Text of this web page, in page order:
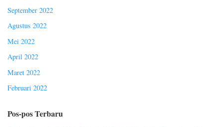
September 2022
Agustus 2022
Mei 2022
April 2022
Maret 2022
Februari 2022
Pos-pos Terbaru